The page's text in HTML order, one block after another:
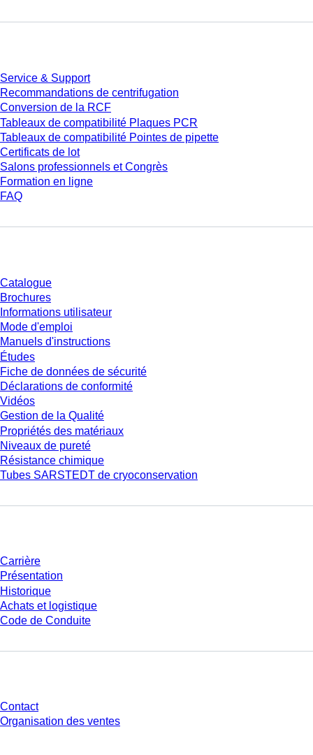
Service & Support
Recommandations de centrifugation
Conversion de la RCF
Tableaux de compatibilité Plaques PCR
Tableaux de compatibilité Pointes de pipette
Certificats de lot
Salons professionnels et Congrès
Formation en ligne
FAQ
Catalogue
Brochures
Informations utilisateur
Mode d'emploi
Manuels d'instructions
Études
Fiche de données de sécurité
Déclarations de conformité
Vidéos
Gestion de la Qualité
Propriétés des matériaux
Niveaux de pureté
Résistance chimique
Tubes SARSTEDT de cryoconservation
Carrière
Présentation
Historique
Achats et logistique
Code de Conduite
Contact
Organisation des ventes